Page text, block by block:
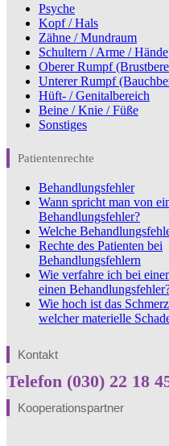
Psyche
Kopf / Hals
Zähne / Mundraum
Schultern / Arme / Hände
Oberer Rumpf
Unterer Rumpf
Hüft- / Genitalbereich
Beine / Knie / Füße
Sonstiges
Patientenrechte
Behandlungsfehler
Wann spricht man von
Behandlungsfehler?
Welche
Rechte des Patienten bei
Behandlungsfehlern
Wie verfahre ich bei
einen
Wie hoch ist das
welcher materielle
Kontakt
Telefon (030) 22 18
Kooperationspartner